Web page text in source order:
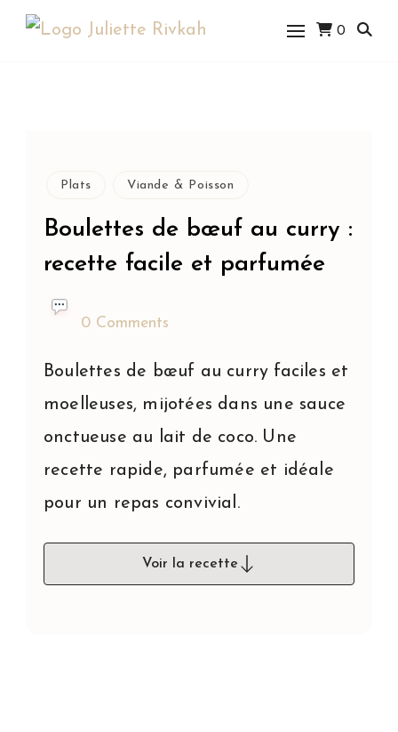
Juliette Rivkah |
0
Plats Viande & Poisson
Boulettes de bœuf au curry :
recette facile et parfumée
0 Comments
Boulettes de bœuf au curry faciles et
moelleuses, mijotées dans une sauce
onctueuse au lait de coco. Une
recette rapide, parfumée et idéale
pour un repas convivial.
Voir la recette